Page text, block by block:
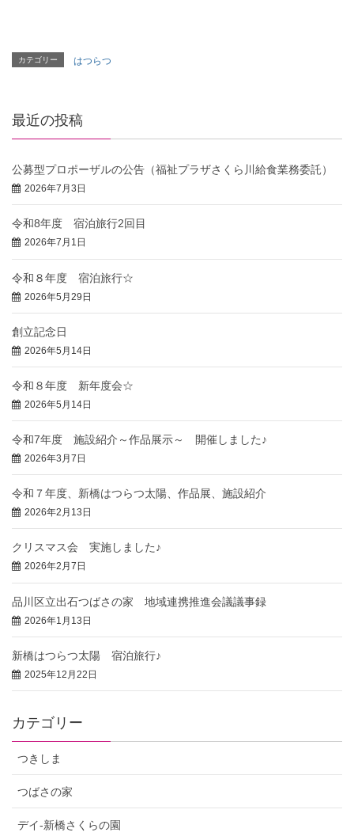
カテゴリー はつらつ
最近の投稿
公募型プロポーザルの公告（福祉プラザさくら川給食業務委託）
2026年7月3日
令和8年度 宿泊旅行2回目
2026年7月1日
令和８年度 宿泊旅行☆
2026年5月29日
創立記念日
2026年5月14日
令和８年度 新年度会☆
2026年5月14日
令和7年度 施設紹介～作品展示～ 開催しました♪
2026年3月7日
令和７年度、新橋はつらつ太陽、作品展、施設紹介
2026年2月13日
クリスマス会 実施しました♪
2026年2月7日
品川区立出石つばさの家 地域連携推進会議議事録
2026年1月13日
新橋はつらつ太陽 宿泊旅行♪
2025年12月22日
カテゴリー
つきしま
つばさの家
デイ-新橋さくらの園